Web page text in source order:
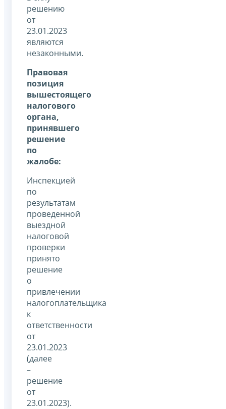
решению
от
23.01.2023
являются
незаконными.
Правовая
позиция
вышестоящего
налогового
органа,
принявшего
решение
по
жалобе:
Инспекцией
по
результатам
проведенной
выездной
налоговой
проверки
принято
решение
о
привлечении
налогоплательщика
к
ответственности
от
23.01.2023
(далее
–
решение
от
23.01.2023).